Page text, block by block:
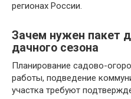
регионах России.
Зачем нужен пакет
дачного сезона
Планирование садово-
работы, подведение
участка требуют